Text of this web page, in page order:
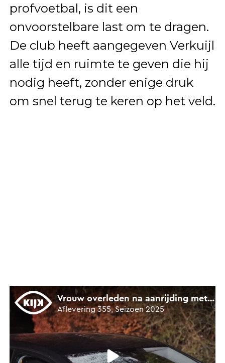
profvoetbal, is dit een
onvoorstelbare last om te dragen.
De club heeft aangegeven Verkuijl
alle tijd en ruimte te geven die hij
nodig heeft, zonder enige druk
om snel terug te keren op het veld.